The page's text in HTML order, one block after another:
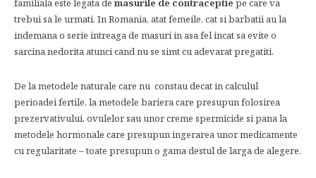
familiala este legata de masurile de contraceptie pe care va
trebui sa le urmati. In Romania, atat femeile, cat si barbatii au la
indemana o serie intreaga de masuri in asa fel incat sa evite o
sarcina nedorita atunci cand nu se simt cu adevarat pregatiti.
De la metodele naturale care nu constau decat in calculul
perioadei fertile, la metodele bariera care presupun folosirea
prezervativului, ovulelor sau unor creme spermicide si pana la
metodele hormonale care presupun ingerarea unor medicamente
cu regularitate – toate presupun o gama destul de larga de alegere.